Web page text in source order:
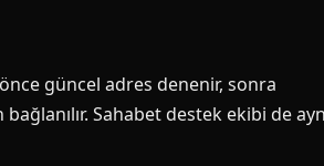
güncel adres denenir, sonra
Sahabet destek ekibi de